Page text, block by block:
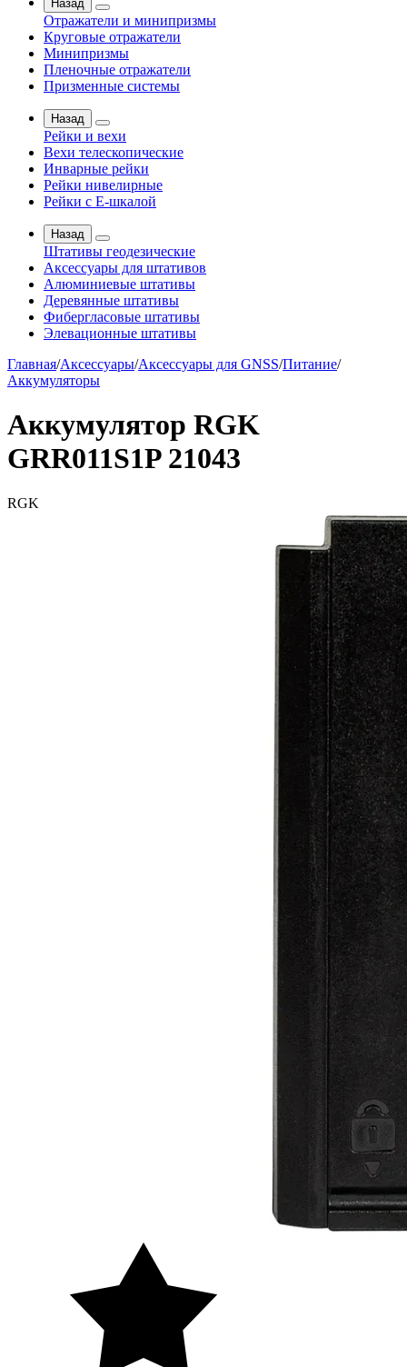
Назад
Отражатели и минипризмы
Круговые отражатели
Минипризмы
Пленочные отражатели
Призменные системы
Назад
Рейки и вехи
Вехи телескопические
Инварные рейки
Рейки нивелирные
Рейки с Е-шкалой
Назад
Штативы геодезические
Аксессуары для штативов
Алюминиевые штативы
Деревянные штативы
Фибергласовые штативы
Элевационные штативы
Главная/Аксессуары/Аксессуары для GNSS/Питание/
Аккумуляторы
Аккумулятор RGK
GRR011S1P 21043
RGK